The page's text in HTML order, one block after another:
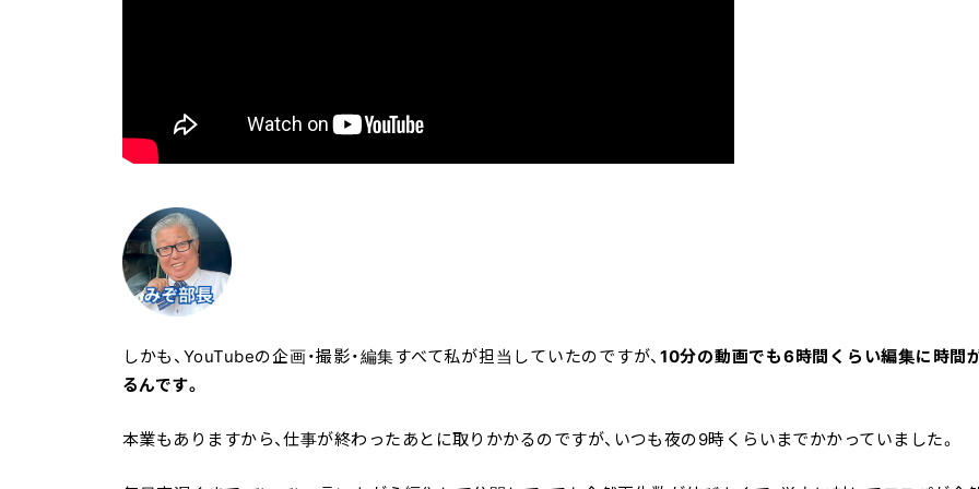
しかも、YouTubeの企画・撮影・編集すべて私が担当していたのですが、10分の動画でも6時間くらい編集に時間
るんです。
本業もありますから、仕事が終わったあとに取りかかるのですが、いつも夜の9時くらいまでかかっていました。